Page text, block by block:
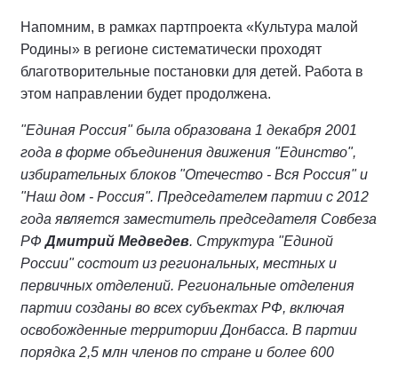
Напомним, в рамках партпроекта «Культура малой
Родины» в регионе систематически проходят
благотворительные постановки для детей. Работа в
этом направлении будет продолжена.
"Единая Россия" была образована 1 декабря 2001
года в форме объединения движения "Единство",
избирательных блоков "Отечество - Вся Россия" и
"Наш дом - Россия". Председателем партии с 2012
года является заместитель председателя Совбеза
РФДмитрий Медведев. Структура "Единой
России" состоит из региональных, местных и
первичных отделений. Региональные отделения
партии созданы во всех субъектах РФ, включая
освобожденные территории Донбасса. В партии
порядка 2,5 млн членов по стране и более 600